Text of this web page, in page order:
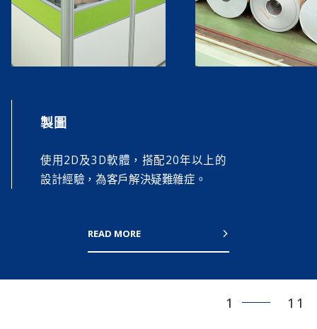
製圖
使用2D及3D軟體，搭配20年以上的
設計經驗，為客戶解決疑難雜症。
READ MORE
1 11